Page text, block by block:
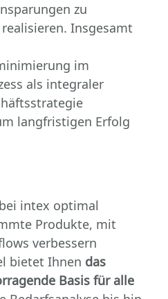
zu
Insgesamt
im
als integraler
langfristigen Erfolg
intex optimal
Produkte, mit
verbessern
bietet Ihnen das
Basis für alle